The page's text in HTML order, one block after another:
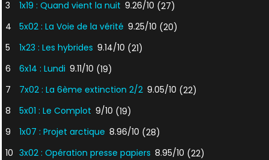
3
1x19 : Quand vient la nuit 9.26/10 (27)
4
5x02 : La Voie de la vérité 9.25/10 (20)
5
1x23 : Les hybrides 9.14/10 (21)
6
6x14 : Lundi 9.11/10 (19)
7
7x02 : La 6ème extinction 2/2 9.05/10 (22)
8
5x01 : Le Complot 9/10 (19)
9
1x07 : Projet arctique 8.96/10 (28)
10 3x02 : Opération presse papiers 8.95/10 (22)